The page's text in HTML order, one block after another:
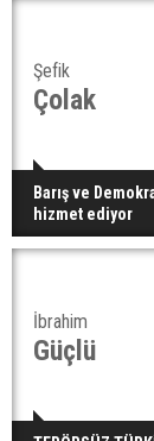
Şefik
Çolak
Barış ve
hizmet ediyor
İbrahim
Güçlü